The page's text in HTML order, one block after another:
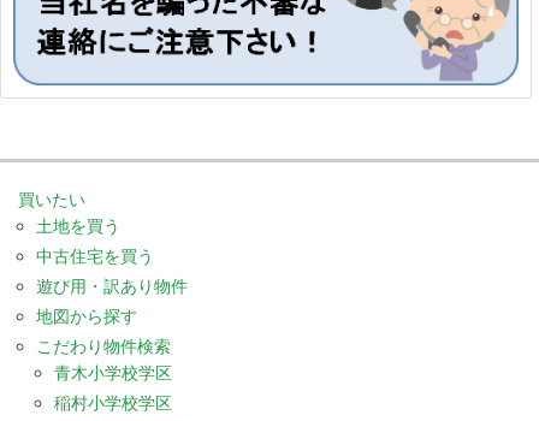
買いたい
土地を買う
中古住宅を買う
遊び用・訳あり物件
地図から探す
こだわり物件検索
青木小学校学区
稲村小学校学区